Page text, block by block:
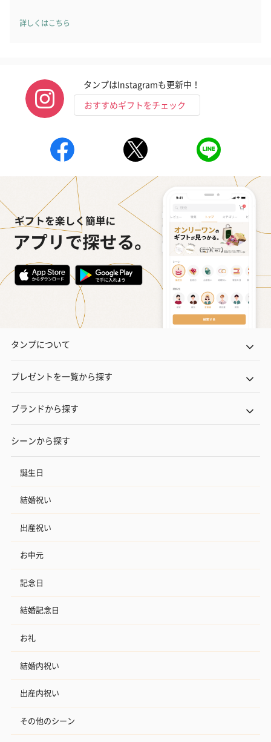
詳しくはこちら
タンプはInstagramも更新中！
おすすめギフトをチェック
タンプについて
プレゼントを一覧から探す
ブランドから探す
シーンから探す
誕生日
結婚祝い
出産祝い
お中元
記念日
結婚記念日
お礼
結婚内祝い
出産内祝い
その他のシーン